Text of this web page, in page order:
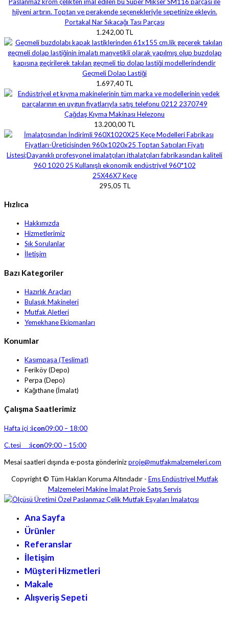
Portakal Nar Sıkacağı Tası Parçası
1.242,00 TL
Geçmeli Dolap Lastiği
1.697,40 TL
Çağdaş Kıyma Makinası Helezonu
13.200,00 TL
25X46X7 Keçe
295,05 TL
Hızlıca
Hakkımızda
Hizmetlerimiz
Sık Sorulanlar
İletişim
Bazı Kategoriler
Hazırlık Araçları
Bulaşık Makineleri
Mutfak Aletleri
Yemekhane Ekipmanları
Konumlar
Kasımpaşa (Teslimat)
Feriköy (Depo)
Perpa (Depo)
Kağıthane (İmalat)
Çalışma Saatlerimiz
Hafta içi :icon09:00 – 18:00
C.tesi :icon09:00 – 15:00
Mesai saatleri dışında e-posta gönderinizproje@mutfakmalzemeleri.com
Copyright © Tüm Hakları Koruma Altındadır - Ems Endüstriyel Mutfak
Malzemeleri Makine İmalat Proje Satış Servis
Ana Sayfa
Ürünler
Referanslar
İletişim
Müşteri Hizmetleri
Makale
Alışveriş Sepeti